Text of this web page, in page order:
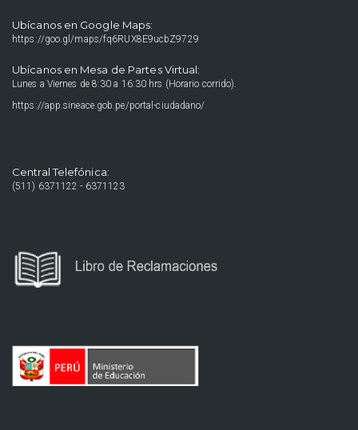
Ubícanos en Google Maps:
https://goo.gl/maps/fq6RUX8E9ucbZ9729
Ubícanos en Mesa de Partes Virtual:
Lunes a Viernes de 8:30 a 16:30 hrs (Horario corrido).
https://app.sineace.gob.pe/portal-ciudadano/
Central Telefónica:
(511) 6371122 - 6371123